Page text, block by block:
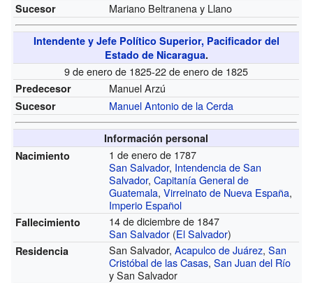
Sucesor Mariano Beltranena y Llano
Intendente y Jefe Político Superior, Pacificador del
Estado de Nicaragua.
9 de enero de 1825-22 de enero de 1825
Predecesor Manuel Arzú
Sucesor Manuel Antonio de la Cerda
Información personal
Nacimiento
1 de enero de 1787
San Salvador, Intendencia de San
Salvador,Capitanía General de
Guatemala,Virreinato de Nueva España,
Imperio Español
Fallecimiento
14 de diciembre de 1847
San Salvador (El Salvador)
Residencia San Salvador,Acapulco de Juárez,San
Cristóbal de las Casas,San Juan del Río
y San Salvador